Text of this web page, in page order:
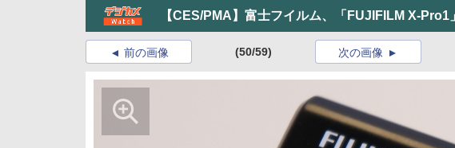
【CES/PMA】富士フイルム、「FUJIFILM X-Pro1
前の画像 (50/59) 次の画像